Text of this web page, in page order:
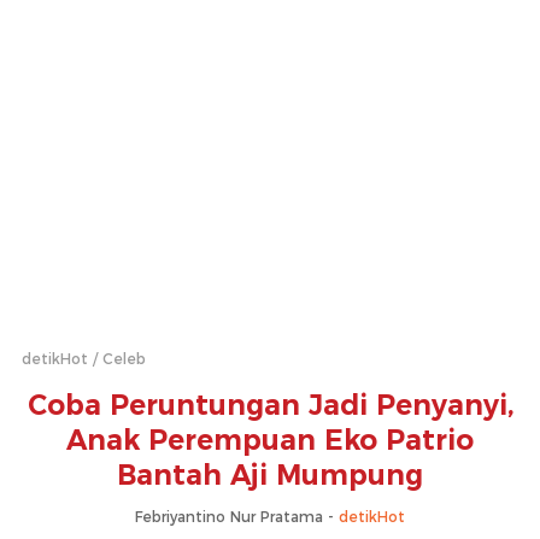
detikHot Celeb
Coba Peruntungan Jadi Penyanyi,
Anak Perempuan Eko Patrio
Bantah Aji Mumpung
Febriyantino Nur Pratama - detikHot